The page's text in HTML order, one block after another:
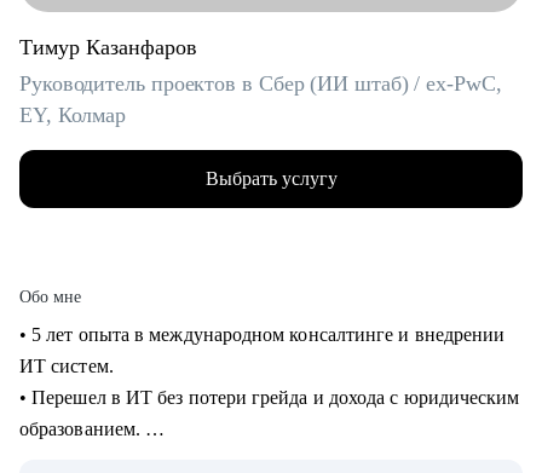
Тимур Казанфаров
Руководитель проектов в Сбер (ИИ штаб) / ex-PwC,
EY, Колмар
Выбрать услугу
Обо мне
• 5 лет опыта в международном консалтинге и внедрении
ИТ систем.
• Перешел в ИТ без потери грейда и дохода с юридическим
образованием.